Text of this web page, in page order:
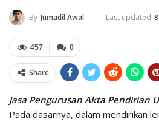
By Jumadil Awal Last updated
0
457
Share
Jasa Pengurusan Akta Pendirian
Pada dasarnya, dalam mendirikan